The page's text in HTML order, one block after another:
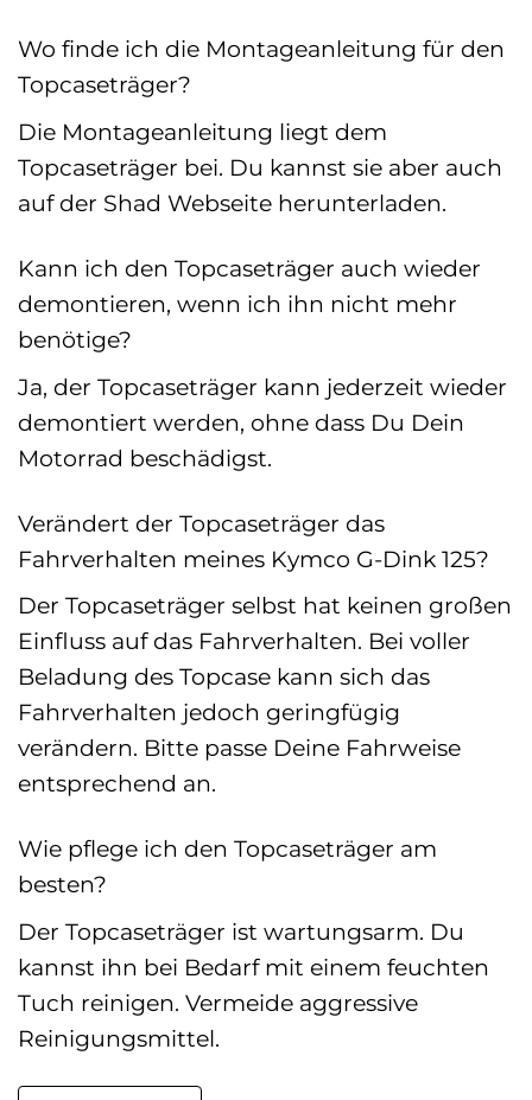
Wo finde ich die Montageanleitung für den
Topcaseträger?
Die Montageanleitung liegt dem
Topcaseträger bei. Du kannst sie aber auch
auf der Shad Webseite herunterladen.
Kann ich den Topcaseträger auch wieder
demontieren, wenn ich ihn nicht mehr
benötige?
Ja, der Topcaseträger kann jederzeit wieder
demontiert werden, ohne dass Du Dein
Motorrad beschädigst.
Verändert der Topcaseträger das
Fahrverhalten meines Kymco G-Dink 125?
Der Topcaseträger selbst hat keinen großen
Einfluss auf das Fahrverhalten. Bei voller
Beladung des Topcase kann sich das
Fahrverhalten jedoch geringfügig
verändern. Bitte passe Deine Fahrweise
entsprechend an.
Wie pflege ich den Topcaseträger am
besten?
Der Topcaseträger ist wartungsarm. Du
kannst ihn bei Bedarf mit einem feuchten
Tuch reinigen. Vermeide aggressive
Reinigungsmittel.